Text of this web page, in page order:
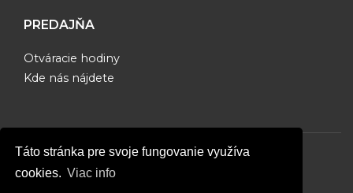
Táto stránka pre svoje fungovanie využíva
cookies. Viac info
PREDAJŇA
Otváracie hodiny
Kde nás nájdete
© Copyright 2026, www.progrestk.eu